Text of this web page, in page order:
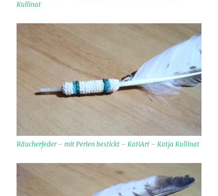
Kullinat
Räucherfeder – mit Perlen bestickt – KatiArt – Katja Kullinat